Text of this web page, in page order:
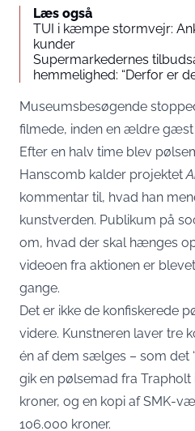
Læs også
TUI i kæmpe stormvejr:
kunder
Supermarkedernes
hemmelighed: “Derfor er
Museumsbesøgende
filmede, inden en ældre gæst
Efter en halv time blev
Hanscomb kalder projektet
kommentar til, hvad han
kunstverden. Publikum på
om, hvad der skal hænges
videoen fra aktionen er
gange.
Det er ikke de konfiskerede
videre. Kunstneren laver tre
én af dem sælges – som det
gik en pølsemad fra Trapholt
kroner, og en kopi af SMK-
106.000 kroner.